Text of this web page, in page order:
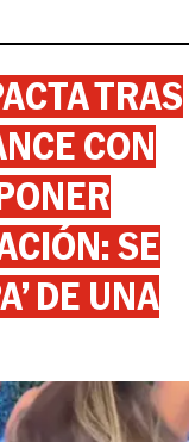
TRAS
CON
SE
DE UNA